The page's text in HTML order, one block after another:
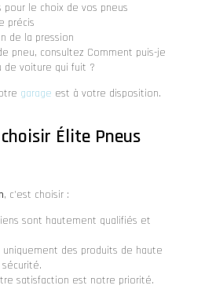
pour le choix de vos pneus
précis
de la pression
pneu, consultez Comment puis-je
de voiture qui fuit ?
garage est à votre disposition.
Élite Pneus
, c'est choisir :
sont hautement qualifiés et
uniquement des produits de haute
satisfaction est notre priorité.